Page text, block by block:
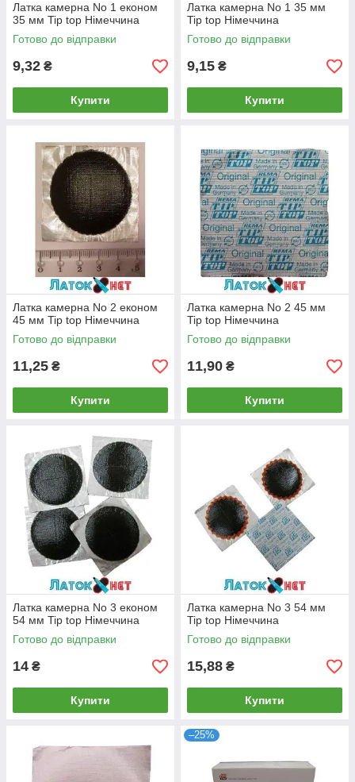
Латка камерна No 1 економ
35 мм Tip top Німеччина
Готово до відправки
9,32 ₴
Купити
Латка камерна No 1 35 мм
Tip top Німеччина
Готово до відправки
9,15 ₴
Купити
Латка камерна No 2 економ
45 мм Tip top Німеччина
Готово до відправки
11,25 ₴
Купити
Латка камерна No 2 45 мм
Tip top Німеччина
Готово до відправки
11,90 ₴
Купити
Латка камерна No 3 економ
54 мм Tip top Німеччина
Готово до відправки
14 ₴
Купити
Латка камерна No 3 54 мм
Tip top Німеччина
Готово до відправки
15,88 ₴
Купити
–25%